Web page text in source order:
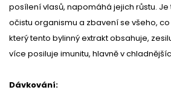
posílení vlasů, napomáhá jejich růstu.
očistu organismu a zbavení se všeho, co
který tento bylinný extrakt obsahuje,
více posiluje imunitu, hlavně v
Dávkování: